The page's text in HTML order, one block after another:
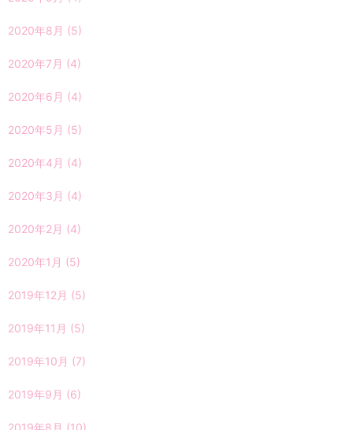
2020年8月 (5)
2020年7月 (4)
2020年6月 (4)
2020年5月 (5)
2020年4月 (4)
2020年3月 (4)
2020年2月 (4)
2020年1月 (5)
2019年12月 (5)
2019年11月 (5)
2019年10月 (7)
2019年9月 (6)